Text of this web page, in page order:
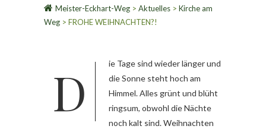
Meister-Eckhart-Weg > Aktuelles > Kirche am
Weg > FROHE WEIHNACHTEN?!
Die Tage sind wieder länger und
die Sonne steht hoch am
Himmel. Alles grünt und blüht
ringsum, obwohl die Nächte
noch kalt sind. Weihnachten